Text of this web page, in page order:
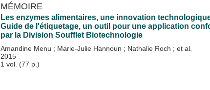
MÉMOIRE
Les enzymes alimentaires, une innovation
Guide de l'étiquetage, un outil pour une application
par la Division Soufflet Biotechnologie
Amandine Menu ; Marie-Julie Hannoun ; Nathalie Roch ; et al.
2015
1 vol. (77 p.)